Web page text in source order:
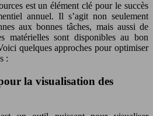
est un élément clé pour le succès
annuel. Il s’agit non seulement
aux bonnes tâches, mais aussi de
matérielles sont disponibles au bon
quelques approches pour optimiser
:
la visualisation des